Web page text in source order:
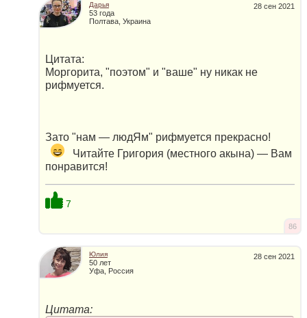
28 сен 2021
Дарья
53 года
Полтава, Украина
Цитата:
Моргорита, "поэтом" и "ваше" ну никак не
рифмуется.
Зато "нам — людЯм" рифмуется прекрасно!
Читайте Григория (местного акына) — Вам
понравится!
7
86
28 сен 2021
Юлия
50 лет
Уфа, Россия
Цитата: